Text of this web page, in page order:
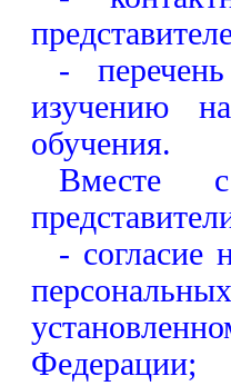
-
изучению
обучения.
Вместе с
- согласие
Федерации;